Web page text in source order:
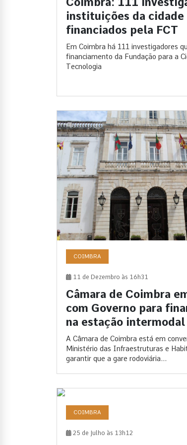
instituições da cidade
financiados pela FCT
Em Coimbra há 111 investigadores
financiamento da Fundação para a
Tecnologia
COIMBRA
11 de Dezembro às 16h31
Câmara de Coimbra
com Governo para
na estação intermodal
A Câmara de Coimbra está em
Ministério das Infraestruturas e
garantir que a gare rodoviária...
COIMBRA
25 de Julho às 13h12